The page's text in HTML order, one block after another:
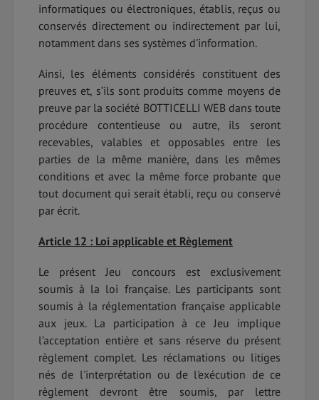
informatiques ou électroniques, établis, reçus ou
conservés directement ou indirectement par lui,
notamment dans ses systèmes d'information.
Ainsi, les éléments considérés constituent des
preuves et, s’ils sont produits comme moyens de
preuve par la société BOTTICELLI WEB dans toute
procédure contentieuse ou autre, ils seront
recevables, valables et opposables entre les
parties de la même manière, dans les mêmes
conditions et avec la même force probante que
tout document qui serait établi, reçu ou conservé
par écrit.
Article 12 : Loi applicable et Règlement
Le présent Jeu concours est exclusivement
soumis à la loi française. Les participants sont
soumis à la réglementation française applicable
aux jeux. La participation à ce Jeu implique
l’acceptation entière et sans réserve du présent
règlement complet. Les réclamations ou litiges
nés de l'interprétation ou de l'exécution de ce
règlement devront être soumis, par lettre